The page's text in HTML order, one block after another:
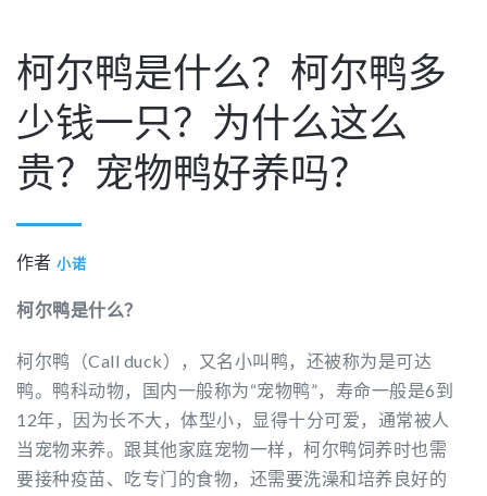
柯尔鸭是什么？柯尔鸭多
少钱一只？为什么这么
贵？宠物鸭好养吗？
作者 小诺
柯尔鸭是什么？
柯尔鸭（Call duck），又名小叫鸭，还被称为是可达
鸭。鸭科动物，国内一般称为“宠物鸭”，寿命一般是6到
12年，因为长不大，体型小，显得十分可爱，通常被人
当宠物来养。跟其他家庭宠物一样，柯尔鸭饲养时也需
要接种疫苗、吃专门的食物，还需要洗澡和培养良好的